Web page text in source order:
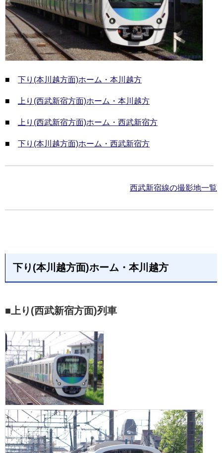
■ 下り(本川越方面)ホーム・本川越方
■ 上り(西武新宿方面)ホーム・本川越方
■ 上り(西武新宿方面)ホーム・西武新宿方
■ 下り(本川越方面)ホーム・西武新宿方
西武新宿線の撮影地一覧
下り(本川越方面)ホーム・本川越方
■上り(西武新宿方面)列車